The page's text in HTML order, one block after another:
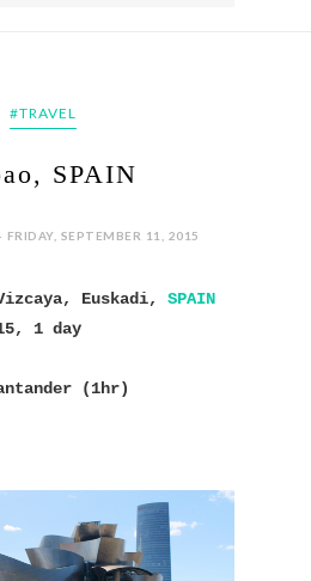
#TRAVEL
SPAIN
FRIDAY, SEPTEMBER 11, 2015
Euskadi, SPAIN
1 day
(1hr)